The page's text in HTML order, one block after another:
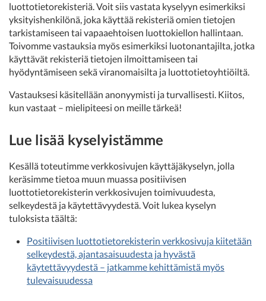
luottotietorekisteriä. Voit siis vastata kyselyyn esimerkiksi
yksityishenkilönä, joka käyttää rekisteriä omien tietojen
tarkistamiseen tai vapaaehtoisen luottokiellon hallintaan.
Toivomme vastauksia myös esimerkiksi luotonantajilta, jotka
käyttävät rekisteriä tietojen ilmoittamiseen tai
hyödyntämiseen sekä viranomaisilta ja luottotietoyhtiöiltä.
Vastauksesi käsitellään anonyymisti ja turvallisesti. Kiitos,
kun vastaat – mielipiteesi on meille tärkeä!
Lue lisää kyselyistämme
Kesällä toteutimme verkkosivujen käyttäjäkyselyn, jolla
keräsimme tietoa muun muassa positiivisen
luottotietorekisterin verkkosivujen toimivuudesta,
selkeydestä ja käytettävyydestä. Voit lukea kyselyn
tuloksista täältä:
Positiivisen luottotietorekisterin verkkosivuja kiitetään
selkeydestä, ajantasaisuudesta ja hyvästä
käytettävyydestä – jatkamme kehittämistä myös
tulevaisuudessa